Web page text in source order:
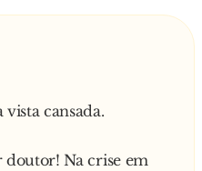
cansada.
doutor! Na crise em